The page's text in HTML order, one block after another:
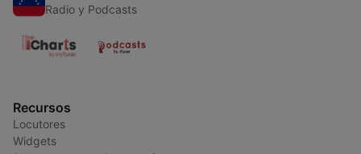
Radio y Podcasts
Recursos
Locutores
Widgets